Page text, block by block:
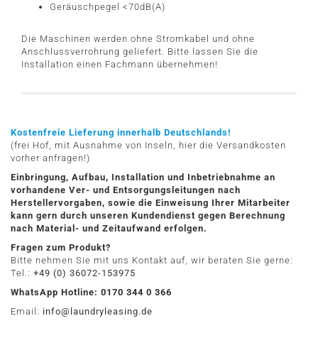
Geräuschpegel <70dB(A)
Die Maschinen werden ohne Stromkabel und ohne
Anschlussverrohrung geliefert. Bitte lassen Sie die
Installation einen Fachmann übernehmen!
Kostenfreie Lieferung innerhalb Deutschlands!
(frei Hof, mit Ausnahme von Inseln, hier die Versandkosten
vorher anfragen!)
Einbringung, Aufbau, Installation und Inbetriebnahme an
vorhandene Ver- und Entsorgungsleitungen nach
Herstellervorgaben, sowie die Einweisung Ihrer Mitarbeiter
kann gern durch unseren Kundendienst gegen Berechnung
nach Material- und Zeitaufwand erfolgen.
Fragen zum Produkt?
Bitte nehmen Sie mit uns Kontakt auf, wir beraten Sie gerne:
Tel.: +49 (0) 36072-153975
WhatsApp Hotline: 0170 344 0 366
Email: info@laundryleasing.de